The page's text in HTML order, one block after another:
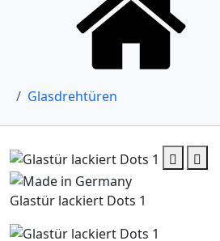
Glasdrehtüren
Glastür lackiert Dots 1